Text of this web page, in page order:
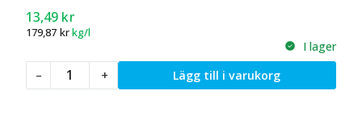
13,49 kr
179,87 krkg/l
I lager
–
Special
Chicken
+ Lägg till i varukorg